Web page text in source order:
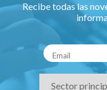
Recibe todas las